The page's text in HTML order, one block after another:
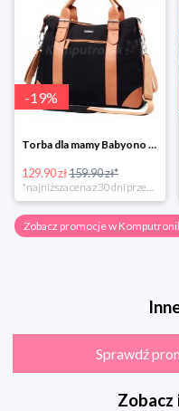
-19%
Torba dla mamy Babyono 1505/01 Comfort Icoinic 5/5
129.90 zł159.90 zł*
Zobacz promocje w
Sprawdź
Zobacz